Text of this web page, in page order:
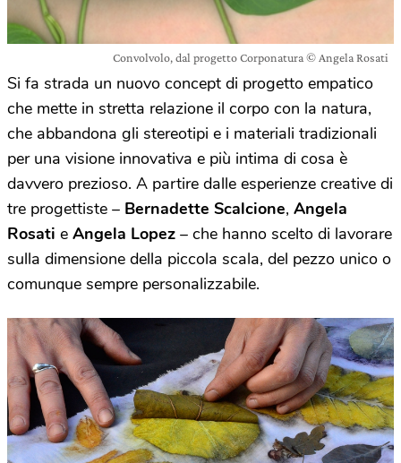
Convolvolo, dal progetto Corponatura © Angela Rosati
Si fa strada un nuovo concept di progetto empatico
che mette in stretta relazione il corpo con la natura,
che abbandona gli stereotipi e i materiali tradizionali
per una visione innovativa e più intima di cosa è
davvero prezioso. A partire dalle esperienze creative di
tre progettiste – Bernadette Scalcione, Angela
Rosati e Angela Lopez – che hanno scelto di lavorare
sulla dimensione della piccola scala, del pezzo unico o
comunque sempre personalizzabile.